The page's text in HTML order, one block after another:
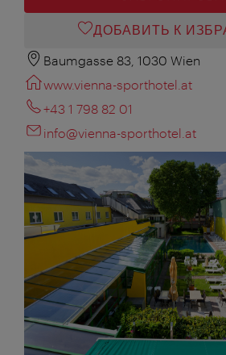
ДОБАВИТЬ К
Baumgasse 83, 1030 Wien
www.vienna-sporthotel.at
+43 1 798 82 01
info@vienna-sporthotel.at